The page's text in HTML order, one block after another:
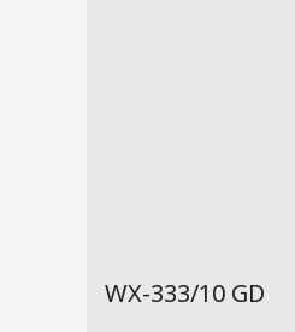
WX-333/10 GD